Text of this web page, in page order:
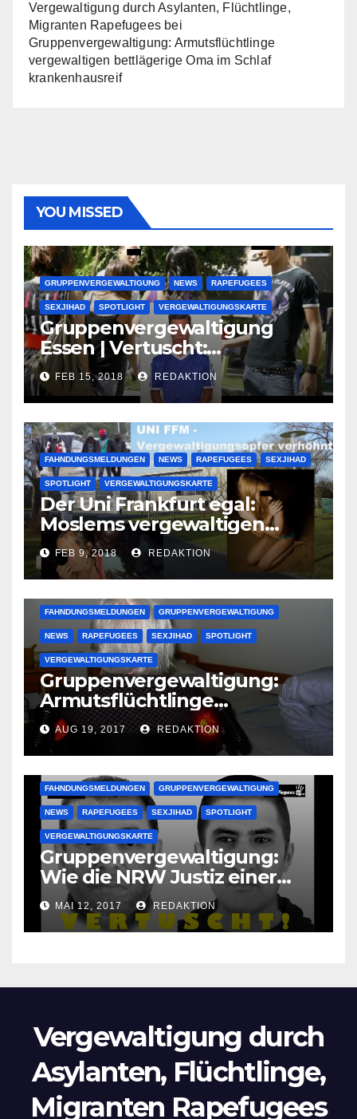
Vergewaltigung durch Asylanten, Flüchtlinge,
Migranten Rapefugees bei
Gruppenvergewaltigung: Armutsflüchtlinge
vergewaltigen bettlägerige Oma im Schlaf
krankenhausreif
YOU MISSED
GRUPPENVERGEWALTIGUNG NEWS RAPEFUGEES
SEXJIHAD SPOTLIGHT VERGEWALTIGUNGSKARTE
Gruppenvergewaltigung
Essen | Vertuscht:
Lauenburger Gang ist ein
großer Muslimclan
FEB 15, 2018 REDAKTION
FAHNDUNGSMELDUNGEN NEWS RAPEFUGEES SEXJIHAD
SPOTLIGHT VERGEWALTIGUNGSKARTE
Der Uni Frankfurt egal:
Moslems vergewaltigen
deutsche Studentinnen auf
Uni-Campus
FEB 9, 2018 REDAKTION
FAHNDUNGSMELDUNGEN GRUPPENVERGEWALTIGUNG
NEWS RAPEFUGEES SEXJIHAD SPOTLIGHT
VERGEWALTIGUNGSKARTE
Gruppenvergewaltigung:
Armutsflüchtlinge
vergewaltigen bettlägerige
Oma im Schlaf
krankenhausreif
AUG 19, 2017 REDAKTION
FAHNDUNGSMELDUNGEN GRUPPENVERGEWALTIGUNG
NEWS RAPEFUGEES SEXJIHAD SPOTLIGHT
VERGEWALTIGUNGSKARTE
Gruppenvergewaltigung:
Wie die NRW Justiz einer
Lokalzeitung verbietet diese
Bilder zu veröffentlichen
MAI 12, 2017 REDAKTION
Vergewaltigung durch
Asylanten, Flüchtlinge,
Migranten Rapefugees